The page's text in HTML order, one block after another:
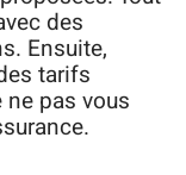
des
Ensuite,
tarifs
pas vous